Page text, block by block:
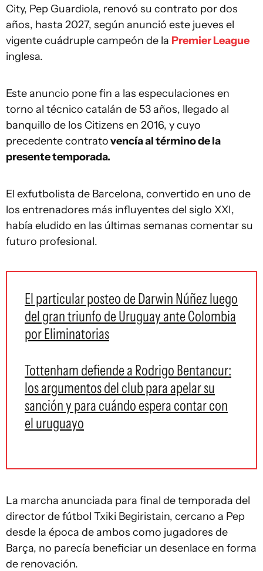
City, Pep Guardiola, renovó su contrato por dos
años, hasta 2027, según anunció este jueves el
vigente cuádruple campeón de la Premier League
inglesa.
Este anuncio pone fin a las especulaciones en
torno al técnico catalán de 53 años, llegado al
banquillo de los Citizens en 2016, y cuyo
precedente contratovencía al término de la
presente temporada.
El exfutbolista de Barcelona, convertido en uno de
los entrenadores más influyentes del siglo XXI,
había eludido en las últimas semanas comentar su
futuro profesional.
El particular posteo de Darwin Núñez luego
del gran triunfo de Uruguay ante Colombia
por Eliminatorias
Tottenham defiende a Rodrigo Bentancur:
los argumentos del club para apelar su
sanción y para cuándo espera contar con
el uruguayo
La marcha anunciada para final de temporada del
director de fútbol Txiki Begiristain, cercano a Pep
desde la época de ambos como jugadores de
Barça, no parecía beneficiar un desenlace en forma
de renovación.